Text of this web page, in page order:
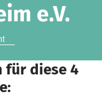
e.V.
für diese 4